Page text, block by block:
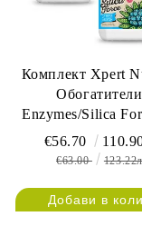
Комплект Xpert
Обогатители
Enzymes/Silica
Mag amino x
€56.70
€63.00